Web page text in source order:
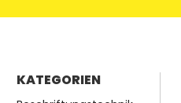
KATEGORIEN